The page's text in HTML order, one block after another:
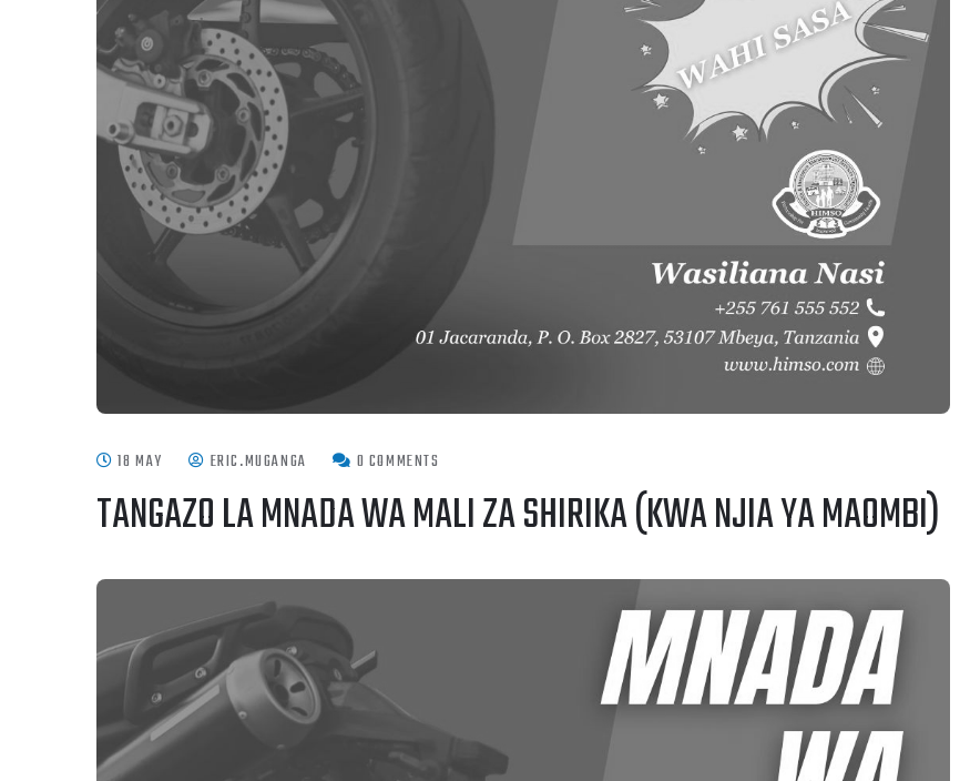
18 MAY ERIC.MUGANGA 0 COMMENTS
TANGAZO LA MNADA WA MALI ZA SHIRIKA (KWA NJIA YA MAOMBI)